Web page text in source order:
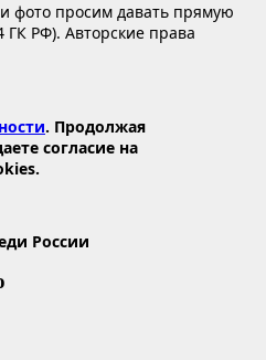
фото просим давать прямую
ГК РФ). Авторские права
. Продолжая
согласие на
России